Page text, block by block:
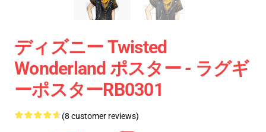
ディズニー Twisted
Wonderland ポスター - ラグギ
ーポスターRB0301
(8 customer reviews)